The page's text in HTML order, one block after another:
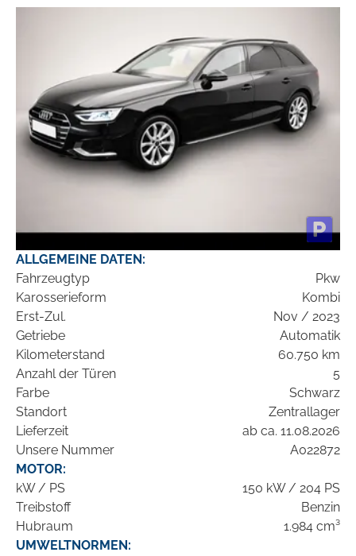
ALLGEMEINE DATEN:
Fahrzeugtyp
Pkw
Karosserieform
Kombi
Erst-Zul.
Nov / 2023
Getriebe
Automatik
Kilometerstand
60.750 km
Anzahl der Türen
5
Farbe
Schwarz
Standort
Zentrallager
Lieferzeit
ab ca. 11.08.2026
Unsere Nummer
A022872
MOTOR:
kW / PS
150 kW / 204 PS
Treibstoff
Benzin
Hubraum
1.984 cm³
UMWELTNORMEN: